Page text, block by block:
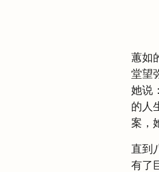
蕙如
堂望
她说
的人
案，
直到
有了